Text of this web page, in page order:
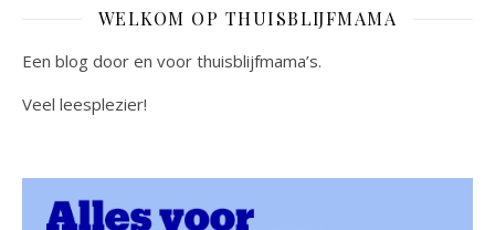
WELKOM OP THUISBLIJFMAMA
Een blog door en voor thuisblijfmama’s.
Veel leesplezier!